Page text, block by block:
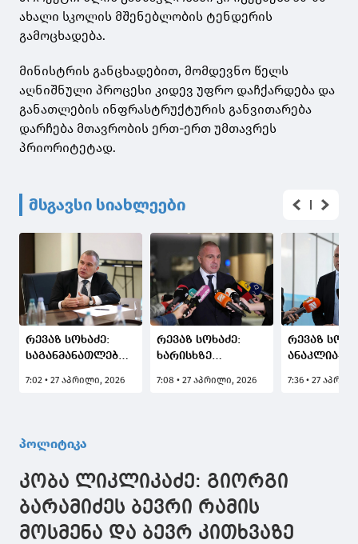
ახალი სკოლის მშენებლობის ტენდერის
გამოცხადება.
მინისტრის განცხადებით, მომდევნო წელს
აღნიშნული პროცესი კიდევ უფრო დაჩქარდება და
განათლების ინფრასტრუქტურის განვითარება
დარჩება მთავრობის ერთ-ერთ უმთავრეს
პრიორიტეტად.
მსგავსი სიახლეები
რევაზ სოხაძე:
საგანმანათლებლო
გაუმჯობესება
7:02 • 27 აპრილი, 2026
რევაზ სოხაძე:
ხარისხზე
იქნება - ყველა
7:08 • 27 აპრილი, 2026
რევაზ
ანაკლია-
7:36 • 27
პოლიტიკა
კობა ლიკლიკაძე: გიორგი
ბარამიძეს ბევრი რამის
მოსმენა და ბევრ კითხვაზე